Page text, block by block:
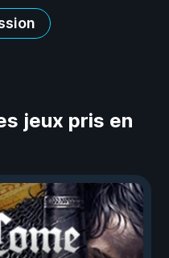
jeux pris en